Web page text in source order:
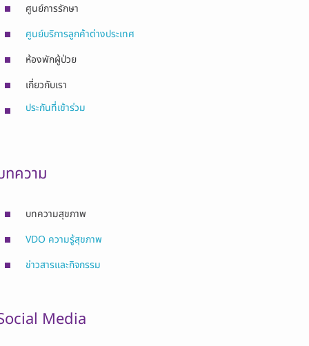
ศูนย์การรักษา
ศูนย์บริการลูกค้าต่างประเทศ
ห้องพักผู้ป่วย
เกี่ยวกับเรา
ประกันที่เข้าร่วม
ทความ
บทความสุขภาพ
VDO ความรู้สุขภาพ
ข่าวสารและกิจกรรม
Media